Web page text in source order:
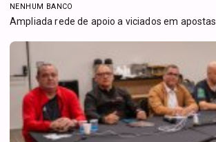
NENHUM BANCO
Ampliada rede de apoio a viciados em apostas